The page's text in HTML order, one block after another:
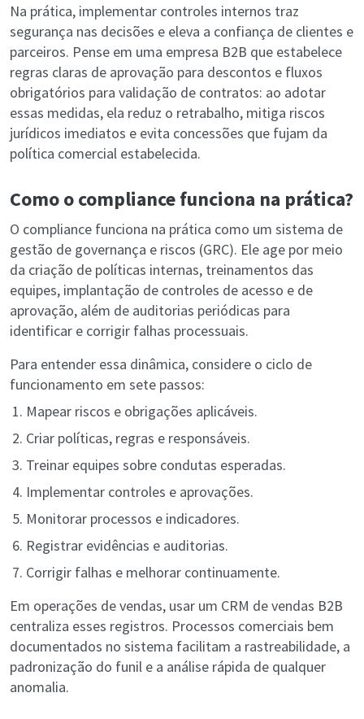
Na prática, implementar controles internos traz
segurança nas decisões e eleva a confiança de clientes e
parceiros. Pense em uma empresa B2B que estabelece
regras claras de aprovação para descontos e fluxos
obrigatórios para validação de contratos: ao adotar
essas medidas, ela reduz o retrabalho, mitiga riscos
jurídicos imediatos e evita concessões que fujam da
política comercial estabelecida.
Como o compliance funciona na prática?
O compliance funciona na prática como um sistema de
gestão de governança e riscos (GRC). Ele age por meio
da criação de políticas internas, treinamentos das
equipes, implantação de controles de acesso e de
aprovação, além de auditorias periódicas para
identificar e corrigir falhas processuais.
Para entender essa dinâmica, considere o ciclo de
funcionamento em sete passos:
Mapear riscos e obrigações aplicáveis.
Criar políticas, regras e responsáveis.
Treinar equipes sobre condutas esperadas.
Implementar controles e aprovações.
Monitorar processos e indicadores.
Registrar evidências e auditorias.
Corrigir falhas e melhorar continuamente.
Em operações de vendas, usar um CRM de vendas B2B
centraliza esses registros. Processos comerciais bem
documentados no sistema facilitam a rastreabilidade, a
padronização do funil e a análise rápida de qualquer
anomalia.